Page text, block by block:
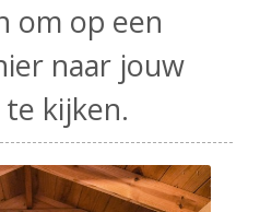
om op een
naar jouw
kijken.